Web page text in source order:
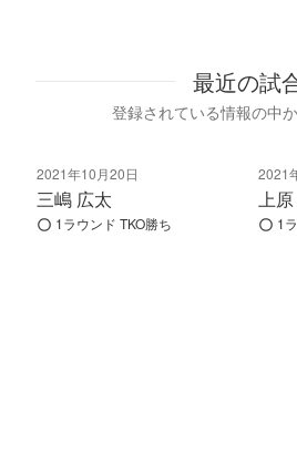
最近の試
登録されている情報の中
2021年10月20日
三嶋 広太
1ラウンド TKO勝ち
2021
上
1